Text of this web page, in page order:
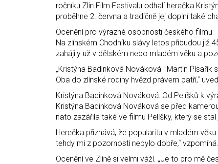
ročníku Zlín Film Festivalu odhalí herečka
proběhne 2. června a tradičně jej doplní také
Ocenění pro výrazné osobnosti českého filmu
Na zlínském Chodníku slávy letos přibudou již
zahájily už v dětském nebo mladém věku a
„Kristýna Badinková Nováková i Martin
Oba do zlínské rodiny hvězd právem patří,“
Kristýna Badinková Nováková: Od Pelíšků k
Kristýna Badinková Nováková se před
nato zazářila také ve filmu Pelíšky, který se
Herečka přiznává, že popularitu v mladém
tehdy mi z pozornosti nebylo dobře,“ vzpomíná.
Ocenění ve Zlíně si velmi váží. „Je to pro mě